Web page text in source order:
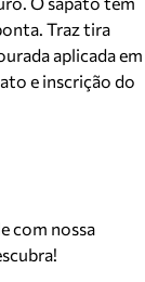
Traz tira
aplicada em
e inscrição do
com nossa